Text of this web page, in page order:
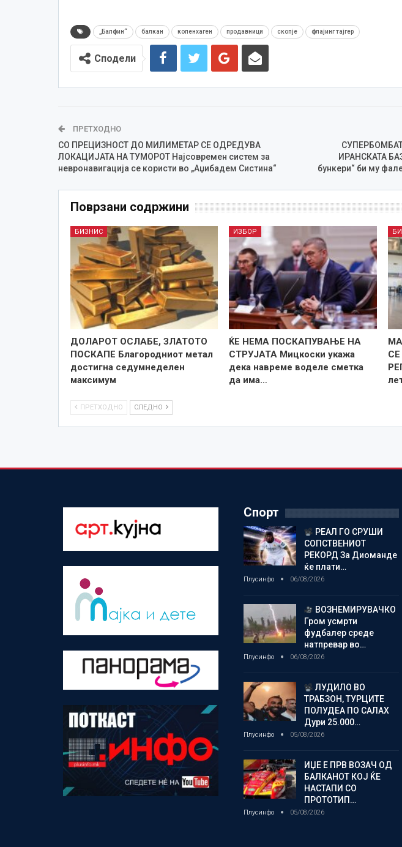
„Балфин“ балкан копенхаген продавници скопје флајинг тајгер
Сподели
ПРЕТХОДНО
СО ПРЕЦИЗНОСТ ДО МИЛИМЕТАР СЕ ОДРЕДУВА
ЛОКАЦИЈАТА НА ТУМОРОТ Најсовремен систем за
невронавигација се користи во „Аџибадем Систина“
ИРАНСКАТА
бункери“ би му
Поврзани содржини
БИЗНИС
ДОЛАРОТ ОСЛАБЕ, ЗЛАТОТО
ПОСКАПЕ Благородниот метал
достигна седумнеделен
максимум
ИЗБОР
ЌЕ НЕМА ПОСКАПУВАЊЕ НА
СТРУЈАТА Мицкоски укажа
дека навреме воделе сметка
да има…
ПРЕТХОДНО СЛЕДНО
Спорт
РЕАЛ ГО СРУШИ
СОПСТВЕНИОТ
РЕКОРД За Диоманде
ќе плати…
Плусинфо 06/08/2026
ВОЗНЕМИРУВАЧКО
Гром усмрти
фудбалер среде
натпревар во…
Плусинфо 06/08/2026
ЛУДИЛО ВО
ТРАБЗОН, ТУРЦИТЕ
ПОЛУДЕА ПО САЛАХ
Дури 25.000…
Плусинфо 05/08/2026
ИЏЕ Е ПРВ ВОЗАЧ ОД
БАЛКАНОТ КОЈ ЌЕ
НАСТАПИ СО
ПРОТОТИП…
Плусинфо 05/08/2026